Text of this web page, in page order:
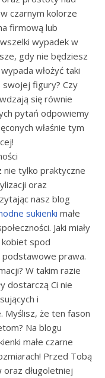
czarnym kolorze
firmową lub
wypadek w
gdy nie będziesz
włożyć taki
swojej figury? Czy
się równie
pytań odpowiemy
właśnie tym
nie tylko praktyczne
oraz
nasz blog
sukienki małe
Jaki miały
spod
podstawowe prawa.
W takim razie
dostarczą Ci nie
i
Myślisz, że ten fason
Na blogu
małe czarne
Przed Tobą
długoletniej